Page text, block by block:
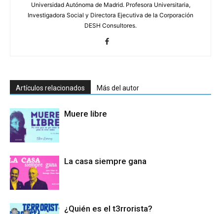
Universidad Autónoma de Madrid. Profesora Universitaria,
Investigadora Social y Directora Ejecutiva de la Corporación
DESH Consultores.
Artículos relacionados Más del autor
Muere libre
La casa siempre gana
¿Quién es el t3rrorista?